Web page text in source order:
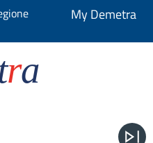
My Demetra
ra